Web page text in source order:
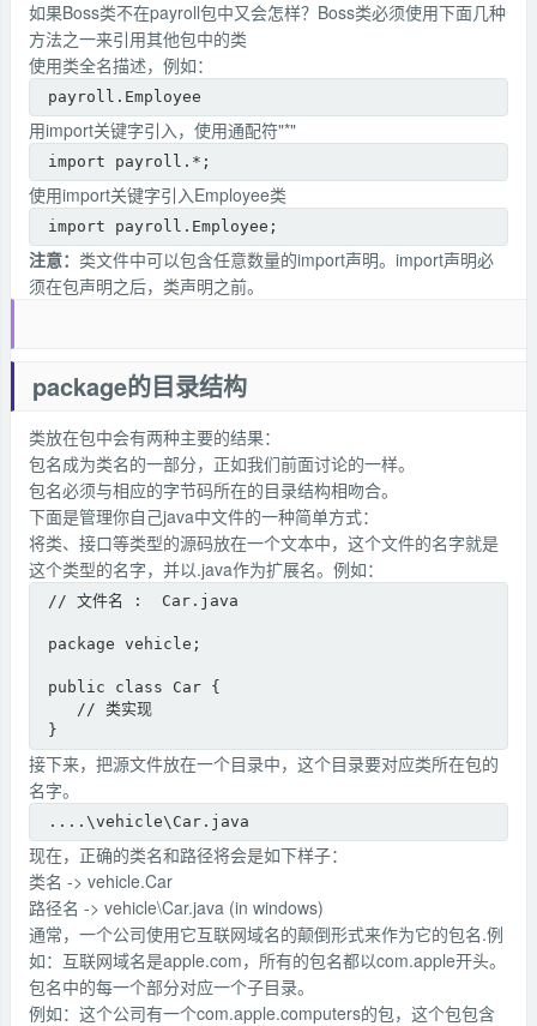
如果Boss类不在payroll包中又会怎样？Boss类必须使用下面几种
方法之一来引用其他包中的类
使用类全名描述，例如：
payroll.Employee
用import关键字引入，使用通配符"*"
import payroll.*;
使用import关键字引入Employee类
import payroll.Employee;
注意： 类文件中可以包含任意数量的import声明。import声明必
须在包声明之后，类声明之前。
package的目录结构
类放在包中会有两种主要的结果：
包名成为类名的一部分，正如我们前面讨论的一样。
包名必须与相应的字节码所在的目录结构相吻合。
下面是管理你自己java中文件的一种简单方式：
将类、接口等类型的源码放在一个文本中，这个文件的名字就是
这个类型的名字，并以.java作为扩展名。例如：
// 文件名 :  Car.java
package vehicle;
public class Car {
}
接下来，把源文件放在一个目录中，这个目录要对应类所在包的
名字。
....\vehicle\Car.java
现在，正确的类名和路径将会是如下样子：
类名 -> vehicle.Car
路径名 -> vehicle\Car.java (in windows)
通常，一个公司使用它互联网域名的颠倒形式来作为它的包名.例
如：互联网域名是apple.com，所有的包名都以com.apple开头。
包名中的每一个部分对应一个子目录。
例如：这个公司有一个com.apple.computers的包，这个包包含